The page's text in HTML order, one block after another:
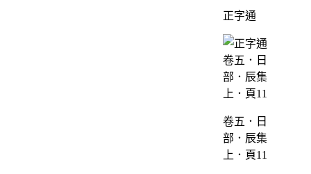
正字通
卷五．日
部．辰集
上．頁11